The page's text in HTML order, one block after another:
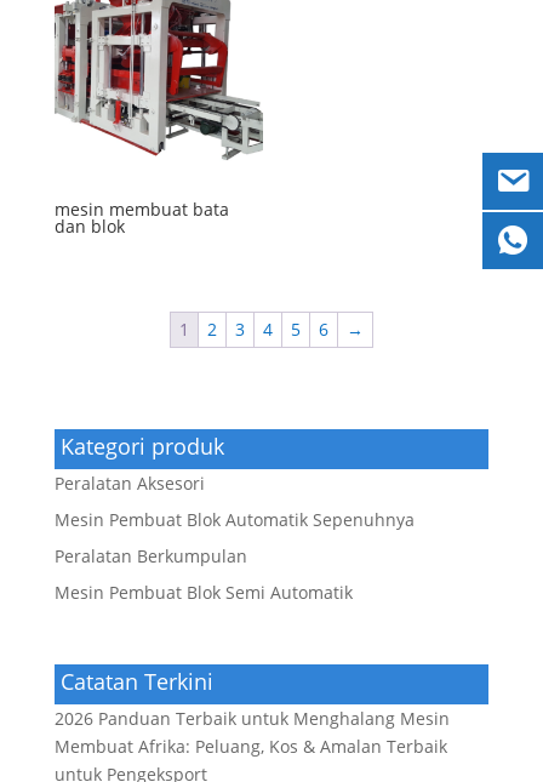
mesin membuat bata
dan blok
1 2 3 4 5 6 →
Kategori produk
Peralatan Aksesori
Mesin Pembuat Blok Automatik Sepenuhnya
Peralatan Berkumpulan
Mesin Pembuat Blok Semi Automatik
Catatan Terkini
2026 Panduan Terbaik untuk Menghalang Mesin
Membuat Afrika: Peluang, Kos & Amalan Terbaik
untuk Pengeksport